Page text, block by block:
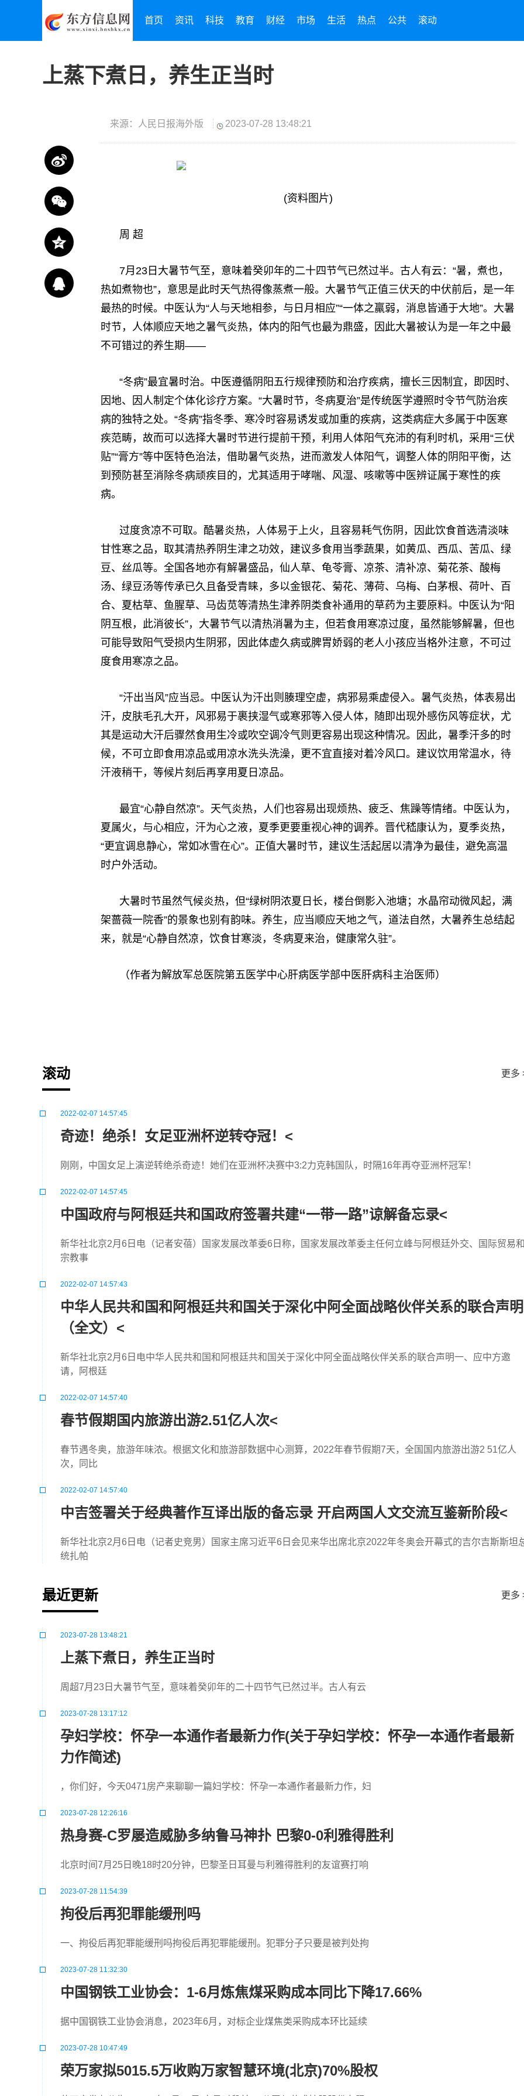
首页 资讯 科技 教育 财经 市场 生活 热点 公共 滚动
上蒸下煮日，养生正当时
来源：人民日报海外版 2023-07-28 13:48:21
(资料图片)
周 超
7月23日大暑节气至，意味着癸卯年的二十四节气已然过半。古人有云：“暑，煮也，
热如煮物也”，意思是此时天气热得像蒸煮一般。大暑节气正值三伏天的中伏前后，是一年
最热的时候。中医认为“人与天地相参，与日月相应”“一体之羸弱，消息皆通于大地”。大暑
时节，人体顺应天地之暑气炎热，体内的阳气也最为鼎盛，因此大暑被认为是一年之中最
不可错过的养生期——
“冬病”最宜暑时治。中医遵循阴阳五行规律预防和治疗疾病，擅长三因制宜，即因时、
因地、因人制定个体化诊疗方案。“大暑时节，冬病夏治”是传统医学遵照时令节气防治疾
病的独特之处。“冬病”指冬季、寒冷时容易诱发或加重的疾病，这类病症大多属于中医寒
疾范畴，故而可以选择大暑时节进行提前干预，利用人体阳气充沛的有利时机，采用“三伏
贴”“膏方”等中医特色治法，借助暑气炎热，进而激发人体阳气，调整人体的阴阳平衡，达
到预防甚至消除冬病顽疾目的，尤其适用于哮喘、风湿、咳嗽等中医辨证属于寒性的疾
病。
过度贪凉不可取。酷暑炎热，人体易于上火，且容易耗气伤阴，因此饮食首选清淡味
甘性寒之品，取其清热养阴生津之功效，建议多食用当季蔬果，如黄瓜、西瓜、苦瓜、绿
豆、丝瓜等。全国各地亦有解暑盛品，仙人草、龟苓膏、凉茶、清补凉、菊花茶、酸梅
汤、绿豆汤等传承已久且备受青睐，多以金银花、菊花、薄荷、乌梅、白茅根、荷叶、百
合、夏枯草、鱼腥草、马齿苋等清热生津养阴类食补通用的草药为主要原料。中医认为“阳
阴互根，此消彼长”，大暑节气以清热消暑为主，但若食用寒凉过度，虽然能够解暑，但也
可能导致阳气受损内生阴邪，因此体虚久病或脾胃娇弱的老人小孩应当格外注意，不可过
度食用寒凉之品。
“汗出当风”应当忌。中医认为汗出则腠理空虚，病邪易乘虚侵入。暑气炎热，体表易出
汗，皮肤毛孔大开，风邪易于裹挟湿气或寒邪等入侵人体，随即出现外感伤风等症状，尤
其是运动大汗后骤然食用生冷或吹空调冷气则更容易出现这种情况。因此，暑季汗多的时
候，不可立即食用凉品或用凉水洗头洗澡，更不宜直接对着冷风口。建议饮用常温水，待
汗液稍干，等候片刻后再享用夏日凉品。
最宜“心静自然凉”。天气炎热，人们也容易出现烦热、疲乏、焦躁等情绪。中医认为，
夏属火，与心相应，汗为心之液，夏季更要重视心神的调养。晋代嵇康认为，夏季炎热，
“更宜调息静心，常如冰雪在心”。正值大暑时节，建议生活起居以清净为最佳，避免高温
时户外活动。
大暑时节虽然气候炎热，但“绿树阴浓夏日长，楼台倒影入池塘；水晶帘动微风起，满
架蔷薇一院香”的景象也别有韵味。养生，应当顺应天地之气，道法自然，大暑养生总结起
来，就是“心静自然凉，饮食甘寒淡，冬病夏来治，健康常久驻”。
（作者为解放军总医院第五医学中心肝病医学部中医肝病科主治医师）
滚动 更多
2022-02-07 14:57:45
奇迹！绝杀！女足亚洲杯逆转夺冠！<
刚刚，中国女足上演逆转绝杀奇迹！她们在亚洲杯决赛中3:2力克韩国队，时隔16年再夺亚洲杯冠军！
2022-02-07 14:57:45
中国政府与阿根廷共和国政府签署共建“一带一路”谅解备忘录<
新华社北京2月6日电（记者安蓓）国家发展改革委6日称，国家发展改革委主任何立峰与阿根廷外交、国际贸易
宗教事
2022-02-07 14:57:43
中华人民共和国和阿根廷共和国关于深化中阿全面战略伙伴关系的联合声明
（全文）<
新华社北京2月6日电中华人民共和国和阿根廷共和国关于深化中阿全面战略伙伴关系的联合声明一、应中方邀
请，阿根廷
2022-02-07 14:57:40
春节假期国内旅游出游2.51亿人次<
春节遇冬奥，旅游年味浓。根据文化和旅游部数据中心测算，2022年春节假期7天，全国国内旅游出游2 51亿人
次，同比
2022-02-07 14:57:40
中吉签署关于经典著作互译出版的备忘录 开启两国人文交流互鉴新阶段<
新华社北京2月6日电（记者史竞男）国家主席习近平6日会见来华出席北京2022年冬奥会开幕式的吉尔吉斯斯坦
统扎帕
最近更新 更多
2023-07-28 13:48:21
上蒸下煮日，养生正当时
周超7月23日大暑节气至，意味着癸卯年的二十四节气已然过半。古人有云
2023-07-28 13:17:12
孕妇学校：怀孕一本通作者最新力作(关于孕妇学校：怀孕一本通作者最新
力作简述)
，你们好，今天0471房产来聊聊一篇妇学校：怀孕一本通作者最新力作，妇
2023-07-28 12:26:16
热身赛-C罗屡造威胁多纳鲁马神扑 巴黎0-0利雅得胜利
北京时间7月25日晚18时20分钟，巴黎圣日耳曼与利雅得胜利的友谊赛打响
2023-07-28 11:54:39
拘役后再犯罪能缓刑吗
一、拘役后再犯罪能缓刑吗拘役后再犯罪能缓刑。犯罪分子只要是被判处拘
2023-07-28 11:32:30
中国钢铁工业协会：1-6月炼焦煤采购成本同比下降17.66%
据中国钢铁工业协会消息，2023年6月，对标企业煤焦类采购成本环比延续
2023-07-28 10:47:49
荣万家拟5015.5万收购万家智慧环境(北京)70%股权